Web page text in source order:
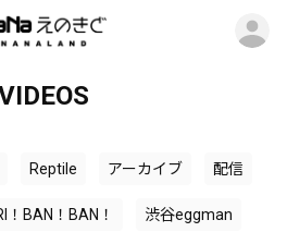
Reptile アーカイブ 配信
！BAN！BAN！ 渋谷eggman